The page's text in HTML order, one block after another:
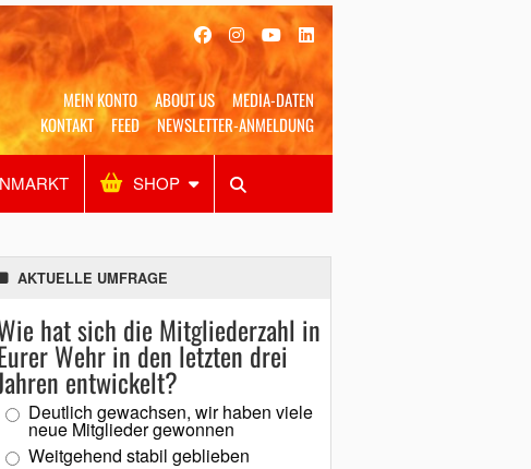
MEIN KONTO ABOUT US
MEDIA-DATEN
KONTAKT
FEED NEWSLETTER-ANMELDUNG
SHOP
Alles Shop SUCHEN
AKTUELLE UMFRAGE
hat sich die Mitgliederzahl in
Wehr in den letzten drei
entwickelt?
Deutlich gewachsen, wir haben viele
neue Mitglieder gewonnen
Weitgehend stabil geblieben